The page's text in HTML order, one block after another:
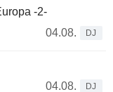
-2-
04.08.
DJ
04.08.
DJ